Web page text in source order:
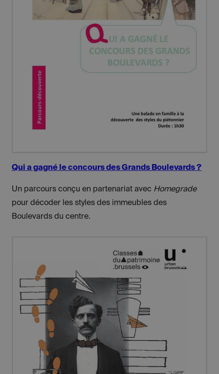
Qui a gagné le concours des Grands Boulevards ?
Un parcours conçu en partenariat avec Homegrade
pour décoder les styles des immeubles des
Boulevards du centre.